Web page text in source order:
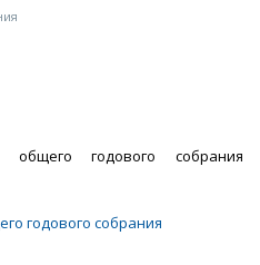
годового собрания
годового собрания